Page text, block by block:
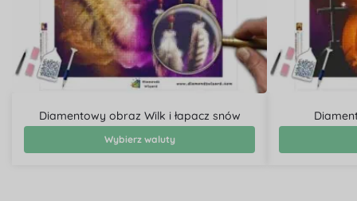
Diamentowy obraz Wilk i łapacz snów
Wybierz waluty